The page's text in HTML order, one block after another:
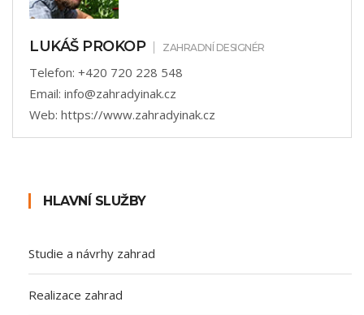
LUKÁŠ PROKOP ZAHRADNÍ DESIGNÉR
Telefon: +420 720 228 548
Email: info@zahradyinak.cz
Web: https://www.zahradyinak.cz
HLAVNÍ SLUŽBY
Studie a návrhy zahrad
Realizace zahrad